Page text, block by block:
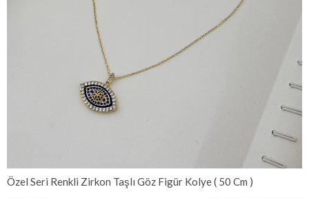
Özel Seri Renkli Zirkon Taşlı Göz Figür Kolye ( 50 Cm )